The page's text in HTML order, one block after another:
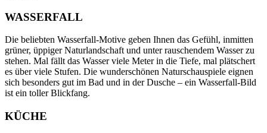
WASSERFALL
Die beliebten Wasserfall-Motive geben Ihnen das Gefühl, inmitten
grüner, üppiger Naturlandschaft und unter rauschendem Wasser zu
stehen. Mal fällt das Wasser viele Meter in die Tiefe, mal plätschert
es über viele Stufen. Die wunderschönen Naturschauspiele eignen
sich besonders gut im Bad und in der Dusche – ein Wasserfall-Bild
ist ein toller Blickfang.
KÜCHE